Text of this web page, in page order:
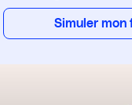
Simuler mon